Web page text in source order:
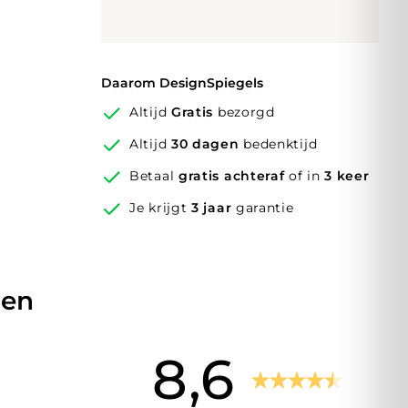
Daarom DesignSpiegels
Altijd Gratis bezorgd
Altijd 30 dagen bedenktijd
Betaal gratis achterafof in3 keer
Je krijgt 3 jaar garantie
8,6